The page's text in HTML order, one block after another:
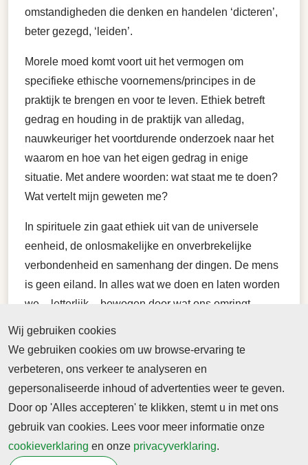
omstandigheden die denken en handelen ‘dicteren’,
beter gezegd, ‘leiden’.
Morele moed komt voort uit het vermogen om
specifieke ethische voornemens/principes in de
praktijk te brengen en voor te leven. Ethiek betreft
gedrag en houding in de praktijk van alledag,
nauwkeuriger het voortdurende onderzoek naar het
waarom en hoe van het eigen gedrag in enige
situatie. Met andere woorden: wat staat me te doen?
Wat vertelt mijn geweten me?
In spirituele zin gaat ethiek uit van de universele
eenheid, de onlosmakelijke en onverbrekelijke
verbondenheid en samenhang der dingen. De mens
is geen eiland. In alles wat we doen en laten worden
we – letterlijk – bewogen door wat ons omringt,
Terug naar nieuwsoverzicht
Wij gebruiken cookies
We gebruiken cookies om uw browse-ervaring te
verbeteren, ons verkeer te analyseren en
gepersonaliseerde inhoud of advertenties weer te geven.
Door op 'Alles accepteren' te klikken, stemt u in met ons
gebruik van cookies. Lees voor meer informatie onze
cookieverklaring en onze privacyverklaring.